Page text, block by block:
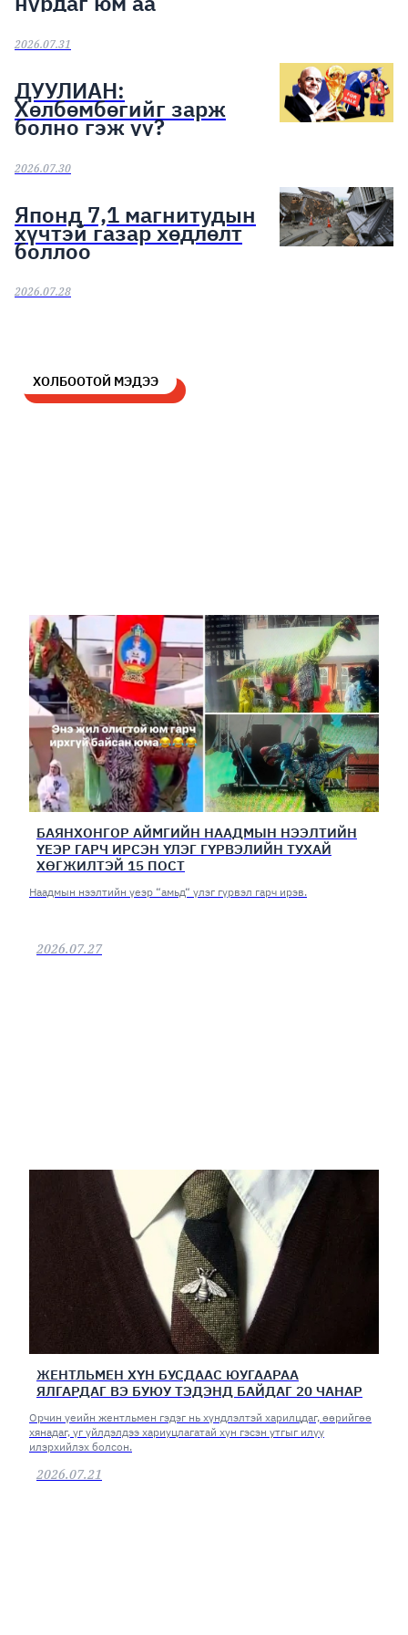
2026.07.31
ДУУЛИАН:
Хөлбөмбөгийг зарж
болно гэж үү?
2026.07.30
Японд 7,1 магнитудын
хүчтэй газар хөдлөлт
боллоо
2026.07.28
ХОЛБООТОЙ МЭДЭЭ
БАЯНХОНГОР АЙМГИЙН НААДМЫН НЭЭЛТИЙН
ҮЕЭР ГАРЧ ИРСЭН ҮЛЭГ ГҮРВЭЛИЙН ТУХАЙ
ХӨГЖИЛТЭЙ 15 ПОСТ
Наадмын нээлтийн үеэр “амьд“ үлэг гүрвэл гарч ирэв.
2026.07.27
ЖЕНТЛЬМЕН ХҮН БУСДААС ЮУГААРАА
ЯЛГАРДАГ ВЭ БУЮУ ТЭДЭНД БАЙДАГ 20 ЧАНАР
Орчин үеийн жентльмен гэдэг нь хүндлэлтэй харилцдаг, өөрийгөө
хянадаг, үг үйлдэлдээ хариуцлагатай хүн гэсэн утгыг илүү
илэрхийлэх болсон.
2026.07.21